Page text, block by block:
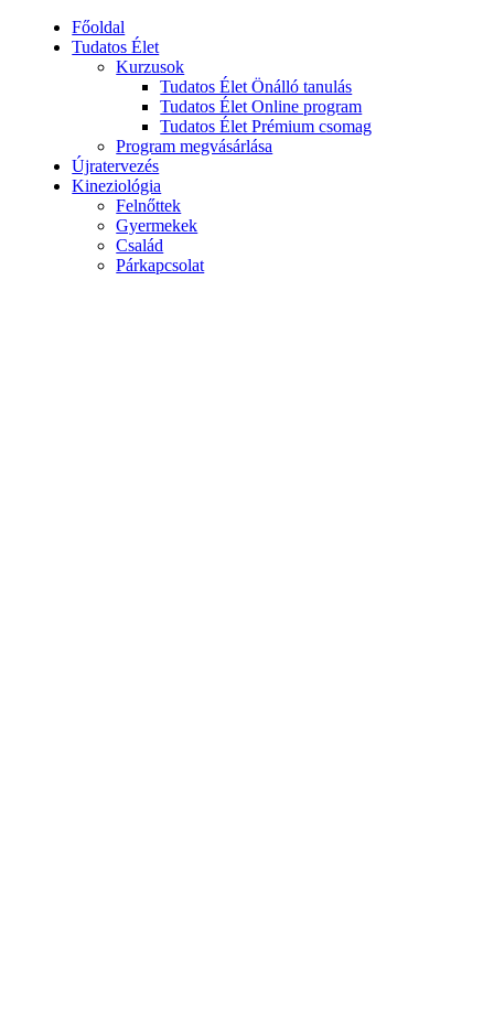
Főoldal
Tudatos Élet
Kurzusok
Tudatos Élet Önálló tanulás
Tudatos Élet Online program
Tudatos Élet Prémium csomag
Program megvásárlása
Újratervezés
Kineziológia
Felnőttek
Gyermekek
Család
Párkapcsolat